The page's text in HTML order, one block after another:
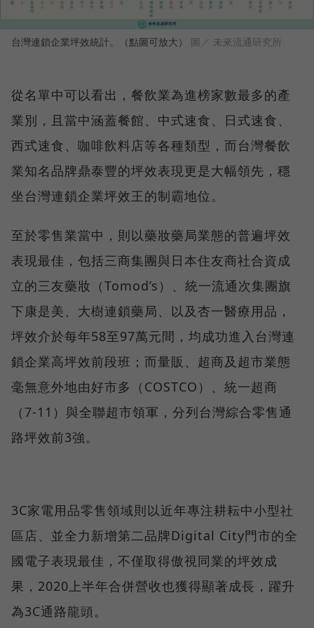
台灣連鎖企業坪效統計。（點圖可放大） 圖／ 未來流通研究所
從名單中可以看出，餐飲業為進榜家數最多的產
業別，且當中涵蓋餐館、中式速食、日式速食、
西式速食、咖啡飲料店等各種類型，而台灣餐飲
業知名品牌鼎泰豐的坪效表現更是大幅領先，穩
坐台灣連鎖企業坪效王的制霸地位。
至於零售業當中，則以藥妝藥局業態的普遍坪效
表現最佳，包括三商集團與日本住友商社合資成
立的三友藥妝（Tomod’s）、統一流通次集團旗
下康是美、大樹連鎖藥局、以及杏一醫療用品，
坪效介於每年58至97萬元間，均成功進入台灣連
鎖企業高坪效前段班；而量販、超商及超市業態
毫無意外地由好市多（COSTCO）、統一超商
（7-11）與全聯超市領軍，分列台灣綜合零售通
路坪效前3強。
3C家電用品零售領域則以近年專注耕耘中小型社
區店、並全力新增第二品牌Digital City門市的全
國電子表現最佳，不僅取得傲視同業的坪效成
果，2020上半年合併營收也獲得顯著成長，躍升
為3C通路龍頭。